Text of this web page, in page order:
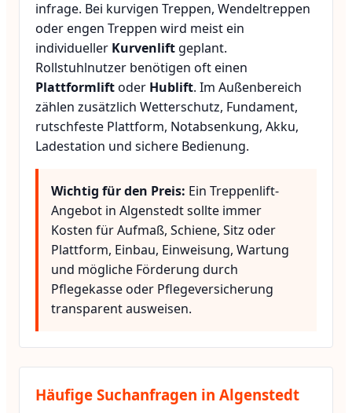
infrage. Bei kurvigen Treppen, Wendeltreppen
oder engen Treppen wird meist ein
individueller Kurvenlift geplant.
Rollstuhlnutzer benötigen oft einen
Plattformliftoder Hublift. Im Außenbereich
zählen zusätzlich Wetterschutz, Fundament,
rutschfeste Plattform, Notabsenkung, Akku,
Ladestation und sichere Bedienung.
Wichtig für den Preis: Ein Treppenlift-
Angebot in Algenstedt sollte immer
Kosten für Aufmaß, Schiene, Sitz oder
Plattform, Einbau, Einweisung, Wartung
und mögliche Förderung durch
Pflegekasse oder Pflegeversicherung
transparent ausweisen.
Häufige Suchanfragen in Algenstedt